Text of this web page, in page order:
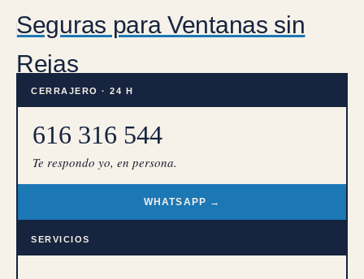
Seguras para Ventanas sin
Rejas
CERRAJERO · 24 H
616 316 544
Te respondo yo, en persona.
WHATSAPP →
SERVICIOS